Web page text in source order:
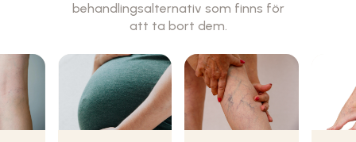
behandlingsalternativ som finns för
att ta bort dem.